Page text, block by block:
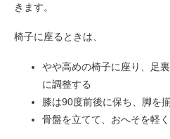
きます。
椅子に座るときは、
やや高めの椅子に座り、足
に調整する
膝は90度前後に保ち、脚を
骨盤を立てて、おへそを軽